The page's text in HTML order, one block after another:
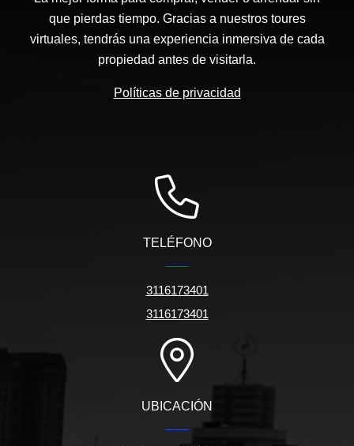
que pierdas tiempo. Gracias a nuestros toures
virtuales, tendrás una experiencia inmersiva de cada
propiedad antes de visitarla.
Políticas de privacidad
TELÉFONO
3116173401
3116173401
UBICACIÓN